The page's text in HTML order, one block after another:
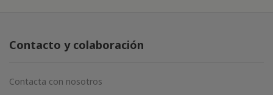
Contacto y colaboración
Contacta con nosotros